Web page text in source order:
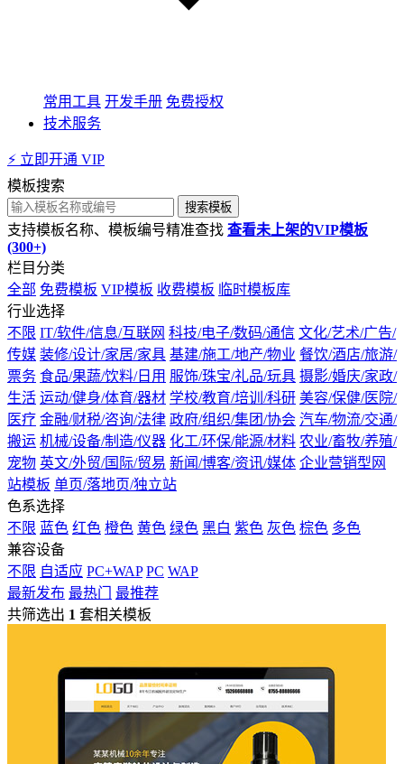
常用工具 开发手册 免费授权
技术服务
⚡ 立即开通 VIP
模板搜索
搜索模板
支持模板名称、模板编号精准查找 查看未上架的VIP模板
(300+)
栏目分类
全部 免费模板 VIP模板 收费模板 临时模板库
行业选择
不限 IT/软件/信息/互联网 科技/电子/数码/通信 文化/艺术/广告/
传媒 装修/设计/家居/家具 基建/施工/地产/物业 餐饮/酒店/旅游/
票务 食品/果蔬/饮料/日用 服饰/珠宝/礼品/玩具 摄影/婚庆/家政/
生活 运动/健身/体育/器材 学校/教育/培训/科研 美容/保健/医院/
医疗 金融/财税/咨询/法律 政府/组织/集团/协会 汽车/物流/交通/
搬运 机械/设备/制造/仪器 化工/环保/能源/材料 农业/畜牧/养殖/
宠物 英文/外贸/国际/贸易 新闻/博客/资讯/媒体 企业营销型网
站模板 单页/落地页/独立站
色系选择
不限 蓝色 红色 橙色 黄色 绿色 黑白 紫色 灰色 棕色 多色
兼容设备
不限 自适应 PC+WAP PC WAP
最新发布 最热门
最推荐
共筛选出 1 套相关模板